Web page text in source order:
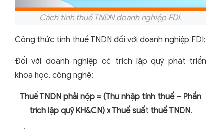
Cách tính thuế TNDN doanh nghiệp FDI.
Công thức tính thuế TNDN đối với doanh nghiệp FDI:
Đối với doanh nghiệp có trích lập quỹ phát triển
khoa học, công nghệ:
Thuế TNDN phải nộp = (Thu nhập tính thuế – Phần
trích lập quỹ KH&CN) x Thuế suất thuế TNDN.